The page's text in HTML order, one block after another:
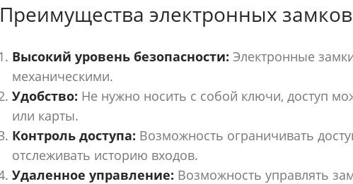
Преимущества электронных замков
Высокий уровень безопасности: Электронные
механическими.
Удобство: Не нужно носить с собой ключи, доступ
или карты.
Контроль доступа: Возможность ограничивать
отслеживать историю входов.
Удаленное управление: Возможность управлять